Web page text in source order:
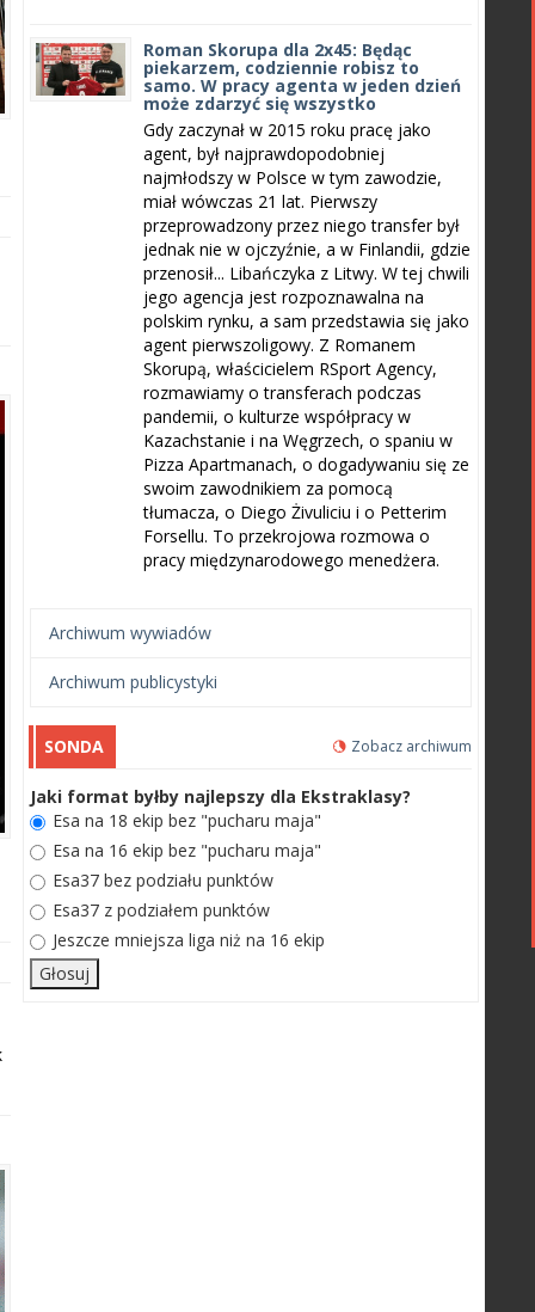
Roman Skorupa dla 2x45: Będąc
piekarzem, codziennie robisz to
samo. W pracy agenta w jeden dzień
może zdarzyć się wszystko
Gdy zaczynał w 2015 roku pracę jako
agent, był najprawdopodobniej
najmłodszy w Polsce w tym zawodzie,
miał wówczas 21 lat. Pierwszy
przeprowadzony przez niego transfer był
jednak nie w ojczyźnie, a w Finlandii, gdzie
przenosił... Libańczyka z Litwy. W tej chwili
jego agencja jest rozpoznawalna na
polskim rynku, a sam przedstawia się jako
agent pierwszoligowy. Z Romanem
Skorupą, właścicielem RSport Agency,
rozmawiamy o transferach podczas
pandemii, o kulturze współpracy w
Kazachstanie i na Węgrzech, o spaniu w
Pizza Apartmanach, o dogadywaniu się ze
swoim zawodnikiem za pomocą
tłumacza, o Diego Żivuliciu i o Petterim
Forsellu. To przekrojowa rozmowa o
pracy międzynarodowego menedżera.
Archiwum wywiadów
Archiwum publicystyki
SONDA Zobacz archiwum
Jaki format byłby najlepszy dla Ekstraklasy?
Esa na 18 ekip bez "pucharu maja"
Esa na 16 ekip bez "pucharu maja"
Esa37 bez podziału punktów
Esa37 z podziałem punktów
Jeszcze mniejsza liga niż na 16 ekip